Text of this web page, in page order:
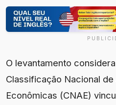
O levantamento
Classificação Nacional
Econômicas (CNAE)